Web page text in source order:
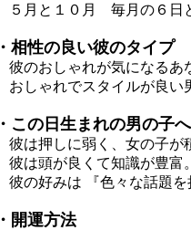
５月と１０月 毎月の６日
・相性の良い彼のタイプ
彼のおしゃれが気になるあ
おしゃれでスタイルが良い
・この日生まれの男の子
彼は押しに弱く、女の子が
彼は頭が良くて知識が豊富。
彼の好みは 『色々な話題を
・開運方法